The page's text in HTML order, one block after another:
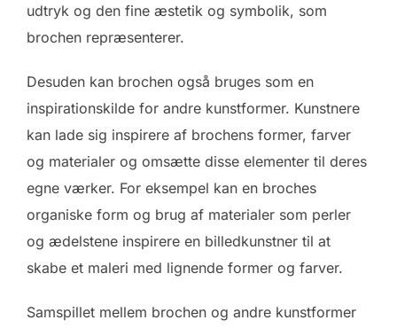
udtryk og den fine æstetik og symbolik, som
brochen repræsenterer.
Desuden kan brochen også bruges som en
inspirationskilde for andre kunstformer. Kunstnere
kan lade sig inspirere af brochens former, farver
og materialer og omsætte disse elementer til deres
egne værker. For eksempel kan en broches
organiske form og brug af materialer som perler
og ædelstene inspirere en billedkunstner til at
skabe et maleri med lignende former og farver.
Samspillet mellem brochen og andre kunstformer